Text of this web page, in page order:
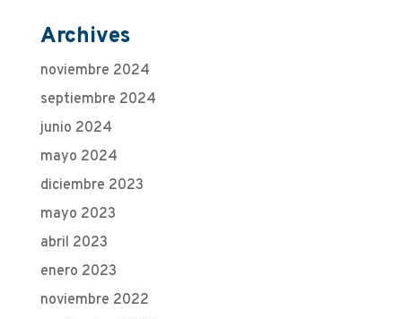
Archives
noviembre 2024
septiembre 2024
junio 2024
mayo 2024
diciembre 2023
mayo 2023
abril 2023
enero 2023
noviembre 2022